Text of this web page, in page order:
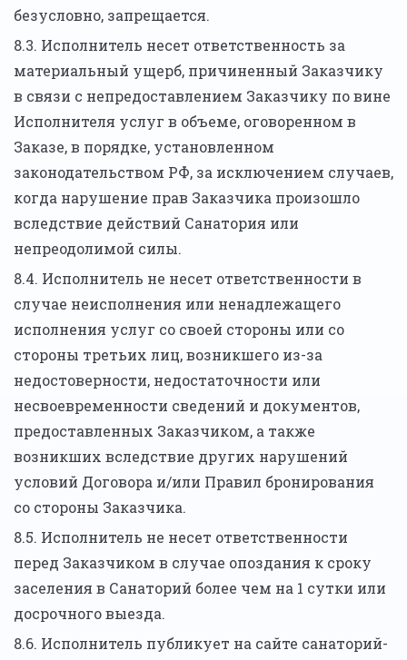
безусловно, запрещается.
8.3. Исполнитель несет ответственность за
материальный ущерб, причиненный Заказчику
в связи с непредоставлением Заказчику по вине
Исполнителя услуг в объеме, оговоренном в
Заказе, в порядке, установленном
законодательством РФ, за исключением случаев,
когда нарушение прав Заказчика произошло
вследствие действий Санатория или
непреодолимой силы.
8.4. Исполнитель не несет ответственности в
случае неисполнения или ненадлежащего
исполнения услуг со своей стороны или со
стороны третьих лиц, возникшего из-за
недостоверности, недостаточности или
несвоевременности сведений и документов,
предоставленных Заказчиком, а также
возникших вследствие других нарушений
условий Договора и/или Правил бронирования
со стороны Заказчика.
8.5. Исполнитель не несет ответственности
перед Заказчиком в случае опоздания к сроку
заселения в Санаторий более чем на 1 сутки или
досрочного выезда.
8.6. Исполнитель публикует на сайте санаторий-